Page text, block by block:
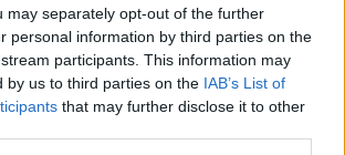
may separately opt-out of the further
personal information by third parties on the
participants. This information may
by us to third parties on the IAB’s List of
that may further disclose it to other
migliori